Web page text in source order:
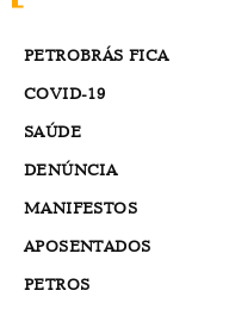
PETROBRÁS FICA
COVID-19
SAÚDE
DENÚNCIA
MANIFESTOS
APOSENTADOS
PETROS